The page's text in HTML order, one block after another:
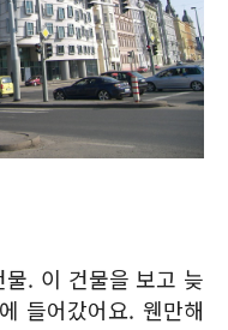
. 이 건물을 보고 늦
들어갔어요. 웬만해